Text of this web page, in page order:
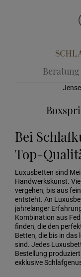
Beratung
Bei
Top-
Luxusbetten sind
Handwerkskunst.
vergehen, bis aus
entsteht. An
jahrelanger
Kombination aus
finden, die den
Betten, die bis in
sind. Jedes
Bestellung
exklusive